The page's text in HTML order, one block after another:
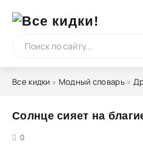
Все кидки » Модный словарь»
Солнце сияет на
0